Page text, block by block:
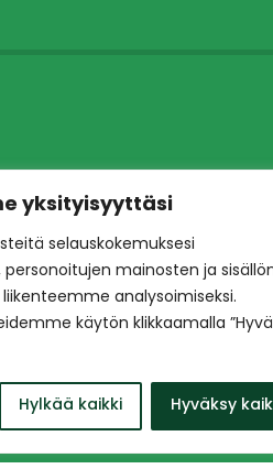
yksityisyyttäsi
selauskokemuksesi
personoitujen mainosten ja
analysoimiseksi.
käytön klikkaamalla
Hylkää kaikki Hyväksy
© 2026 Ilves jalkapallo –